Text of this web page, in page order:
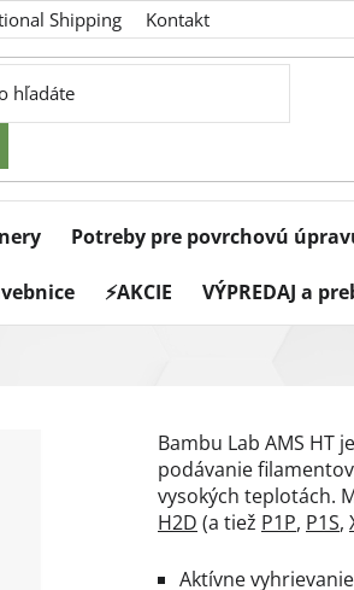
Shipping Kontakt
Potreby pre povrchovú
⚡AKCIE VÝPREDAJ a
Bambu Lab AMS HT
podávanie
vysokých teplotách.
H2D (a tiež P1P, P1S,
Aktívne